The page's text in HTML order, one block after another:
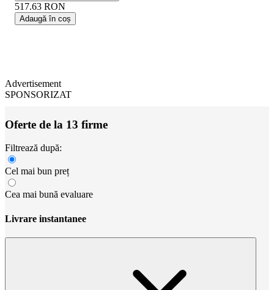
517.63 RON
Adaugă în coș
Advertisement
SPONSORIZAT
Oferte de la 13 firme
Filtrează după:
Cel mai bun preț
Cea mai bună evaluare
Livrare instantanee